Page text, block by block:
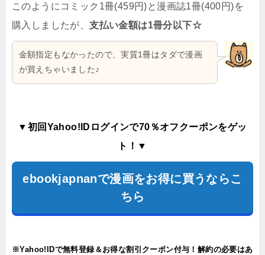
このようにコミック1冊(459円)と漫画誌1冊(400円)を
購入しましたが、支払い金額は1冊分以下☆
金額指定もなかったので、実質1冊はタダで漫画
が買えちゃいました♪
▼初回Yahoo!IDログインで70％オフクーポンをゲッ
ト！▼
ebookjapnanで漫画をお得に買うならこ
ちら
※Yahoo!IDで無料登録＆お得な割引クーポン付与！解約の必要はあ